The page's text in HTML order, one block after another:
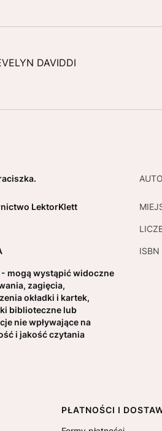
DAVIDDI
LektorKlett
ISBN
- mogą wystąpić widoczne
zagięcia,
okładki i kartek,
biblioteczne lub
nie wpływające na
i jakość czytania
PŁATNOŚCI I